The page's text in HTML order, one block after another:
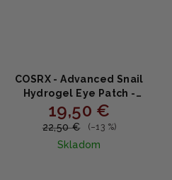
COSRX - Advanced Snail
Hydrogel Eye Patch -
Náplasti na oči so
slimačím mucínom 60ks
19,50 €
22,50 € (–13 %)
Skladom